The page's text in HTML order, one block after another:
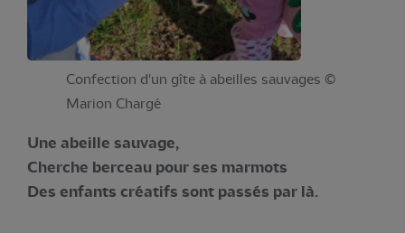
Confection d'un gîte à abeilles sauvages ©
Marion Chargé
Une abeille sauvage,
Cherche berceau pour ses marmots
Des enfants créatifs sont passés par là.